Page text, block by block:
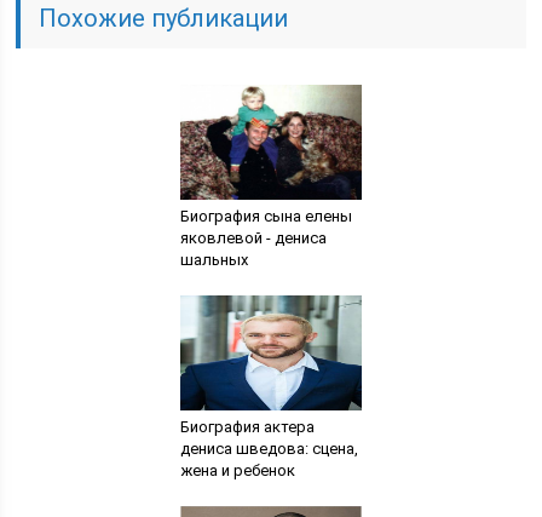
Похожие публикации
Биография сына елены
яковлевой - дениса
шальных
Биография актера
дениса шведова: сцена,
жена и ребенок